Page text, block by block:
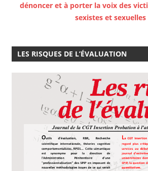
dénoncer et à porter la voix des
sexistes et sexuelles
LES RISQUES DE L’ÉVALUATION